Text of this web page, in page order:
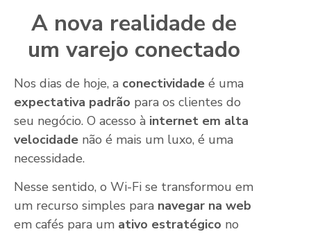
A nova realidade de
um varejo conectado
Nos dias de hoje, a conectividade é uma
expectativa padrão para os clientes do
seu negócio. O acesso à internet em alta
velocidade não é mais um luxo, é uma
necessidade.
Nesse sentido, o Wi-Fi se transformou em
um recurso simples para navegar na web
em cafés para um ativo estratégico no